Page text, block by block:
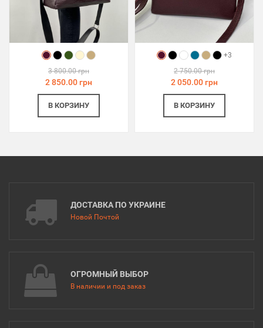
3 800.00 грн
2 850.00 грн
В КОРЗИНУ
+3
2 750.00 грн
2 050.00 грн
В КОРЗИНУ
ДОСТАВКА ПО УКРАИНЕ
Новой Почтой
ОГРОМНЫЙ ВЫБОР
В наличии и под заказ